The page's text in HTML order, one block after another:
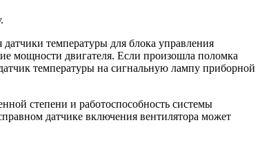
температуры для блока управления
мощности двигателя. Если произошла поломка
температуры на сигнальную лампу приборной
степени и работоспособность системы
датчике включения вентилятора может